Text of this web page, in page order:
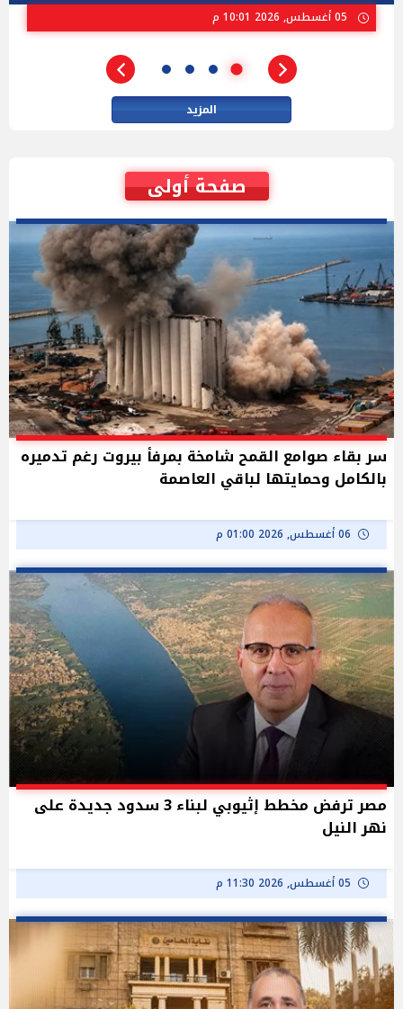
المزيد
صفحة أولى
سر بقاء صوامع القمح شامخة بمرفأ بيروت رغم تدميره
بالكامل وحمايتها لباقي العاصمة
06 أغسطس, 2026 01:00 م
مصر ترفض مخطط إثيوبي لبناء 3 سدود جديدة على
نهر النيل
05 أغسطس, 2026 11:30 م